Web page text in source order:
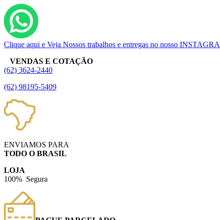
Clique aqui e Veja Nossos trabalhos e entregas no nosso
VENDAS E COTAÇÃO
(62) 3624-2440
(62) 98195-5409
ENVIAMOS PARA
TODO O BRASIL
LOJA
100% Segura